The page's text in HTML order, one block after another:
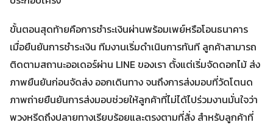
ขั้นตอนสุดท้ายคือการชำระเงินผ่านพร้อมเพย์หรือโอนธนาคาร
เมื่อยืนยันการชำระเงิน ทีมงานเริ่มดำเนินการทันที ลูกค้าสามารถ
ติดตามสถานะออเดอร์ผ่าน LINE ของเรา ตั้งแต่เริ่มจัดดอกไม้ ส่ง
ภาพยืนยันก่อนจัดส่ง ออกเดินทาง จนถึงการส่งมอบที่วัดโตนด
ภาพถ่ายยืนยันการส่งมอบช่วยให้ลูกค้าที่ไม่ได้ไปร่วมงานมั่นใจว่า
พวงหรีดถึงปลายทางเรียบร้อยและตรงตามที่สั่ง สำหรับลูกค้าที่